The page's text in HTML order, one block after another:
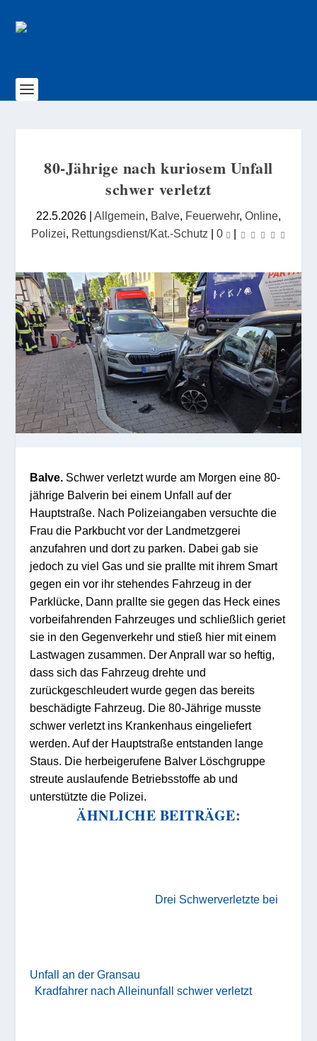
80-Jährige nach kuriosem Unfall
schwer verletzt
22.5.2026 | Allgemein, Balve, Feuerwehr, Online,
Polizei, Rettungsdienst/Kat.-Schutz | 0 |
Balve. Schwer verletzt wurde am Morgen eine 80-
jährige Balverin bei einem Unfall auf der
Hauptstraße. Nach Polizeiangaben versuchte die
Frau die Parkbucht vor der Landmetzgerei
anzufahren und dort zu parken. Dabei gab sie
jedoch zu viel Gas und sie prallte mit ihrem Smart
gegen ein vor ihr stehendes Fahrzeug in der
Parklücke, Dann prallte sie gegen das Heck eines
vorbeifahrenden Fahrzeuges und schließlich geriet
sie in den Gegenverkehr und stieß hier mit einem
Lastwagen zusammen. Der Anprall war so heftig,
dass sich das Fahrzeug drehte und
zurückgeschleudert wurde gegen das bereits
beschädigte Fahrzeug. Die 80-Jährige musste
schwer verletzt ins Krankenhaus eingeliefert
werden. Auf der Hauptstraße entstanden lange
Staus. Die herbeigerufene Balver Löschgruppe
streute auslaufende Betriebsstoffe ab und
unterstützte die Polizei.
ÄHNLICHE BEITRÄGE:
Drei Schwerverletzte bei
Unfall an der Gransau
Kradfahrer nach Alleinunfall schwer verletzt